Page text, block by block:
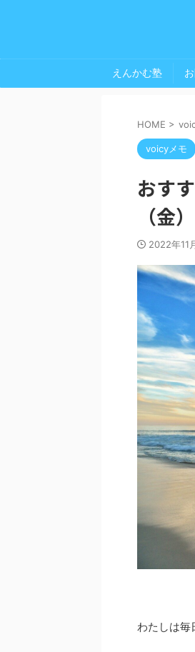
えんかむ塾
HOME >
voicyメモ
おす
（金）
2022年11
わたしは毎